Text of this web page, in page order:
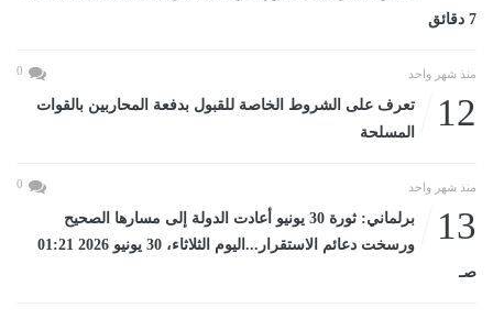
7 دقائق
منذ شهر واحد 0
12
تعرف على الشروط الخاصة للقبول بدفعة المحاربين بالقوات
المسلحة
منذ شهر واحد 0
13
برلماني: ثورة 30 يونيو أعادت الدولة إلى مسارها الصحيح
ورسخت دعائم الاستقرار...اليوم الثلاثاء، 30 يونيو 2026 01:21
صـ